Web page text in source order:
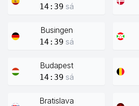
14:39 sá
Busingen
14:39 sá
Budapest
14:39 sá
Bratislava